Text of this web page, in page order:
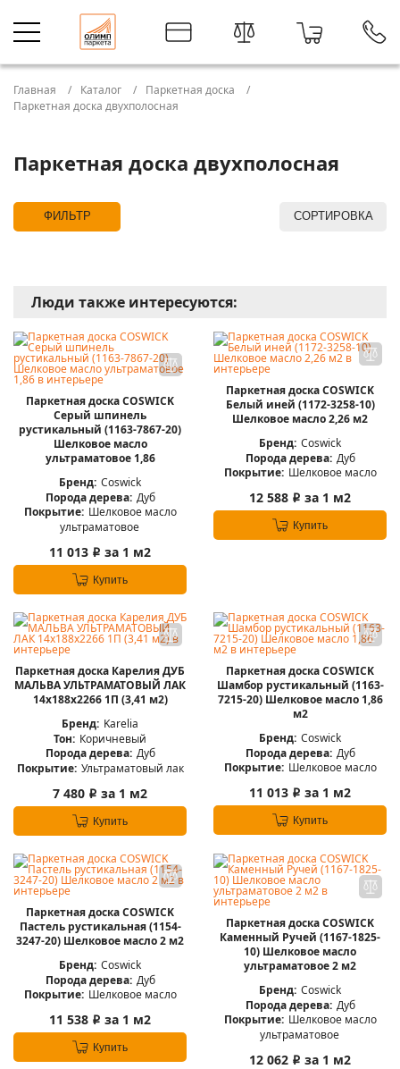
Главная Каталог
Паркетная доска
Паркетная доска двухполосная
Паркетная доска двухполосная
ФИЛЬТР СОРТИРОВКА
Люди также интересуются:
Паркетная доска COSWICK
Серый шпинель
рустикальный (1163-7867-20)
Шелковое масло
ультраматовое 1,86
Бренд: Coswick
Порода дерева: Дуб
Покрытие: Шелковое масло
ультраматовое
11 013 i за 1 м2
Купить
Паркетная доска COSWICK
Белый иней (1172-3258-10)
Шелковое масло 2,26 м2
Бренд: Coswick
Порода дерева: Дуб
Покрытие: Шелковое масло
12 588 i за 1 м2
Купить
Паркетная доска Карелия ДУБ
МАЛЬВА УЛЬТРАМАТОВЫЙ ЛАК
14x188x2266 1П (3,41 м2)
Бренд: Karelia
Тон: Коричневый
Порода дерева: Дуб
Покрытие: Ультраматовый лак
7 480 i за 1 м2
Купить
Паркетная доска COSWICK
Шамбор рустикальный (1163-
7215-20) Шелковое масло 1,86
м2
Бренд: Coswick
Порода дерева: Дуб
Покрытие: Шелковое масло
11 013 i за 1 м2
Купить
Паркетная доска COSWICK
Пастель рустикальная (1154-
3247-20) Шелковое масло 2 м2
Бренд: Coswick
Порода дерева: Дуб
Покрытие: Шелковое масло
11 538 i за 1 м2
Купить
Паркетная доска COSWICK
Каменный Ручей (1167-1825-
10) Шелковое масло
ультраматовое 2 м2
Бренд: Coswick
Порода дерева: Дуб
Покрытие: Шелковое масло
ультраматовое
12 062 i за 1 м2